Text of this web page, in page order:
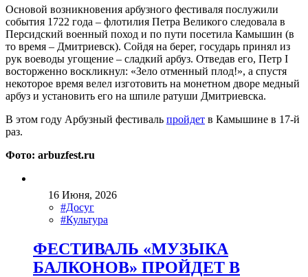
Основой возникновения арбузного фестиваля послужили
события 1722 года – флотилия Петра Великого следовала в
Персидский военный поход и по пути посетила Камышин (в
то время – Дмитриевск). Сойдя на берег, государь принял из
рук воеводы угощение – сладкий арбуз. Отведав его, Петр I
восторженно воскликнул: «Зело отменный плод!», а спустя
некоторое время велел изготовить на монетном дворе медный
арбуз и установить его на шпиле ратуши Дмитриевска.
В этом году Арбузный фестиваль пройдет в Камышине в 17-й
раз.
Фото: arbuzfest.ru
16 Июня, 2026
#Досуг
#Культура
ФЕСТИВАЛЬ «МУЗЫКА
БАЛКОНОВ» ПРОЙДЕТ В